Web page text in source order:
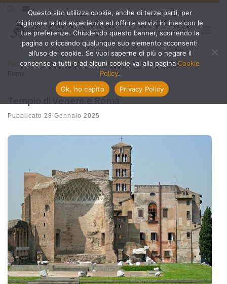
Passa al contenuto
Search
Pagina iniziale »Campitelli» Foro Romano »Tempio di Venere e
Tempio di Venere e Roma
Pubblicato 28 Gennaio 2025
Questo sito utilizza cookie, anche di terze parti, per
migliorare la tua esperienza ed offrire servizi in linea con le
tue preferenze. Chiudendo questo banner, scorrendo la
pagina o cliccando qualunque suo elemento acconsenti
all’uso dei cookie. Se vuoi saperne di più o negare il
consenso a tutti o ad alcuni cookie vai alla pagina Cookie
Policy.
Ok, ho capito
Privacy Policy